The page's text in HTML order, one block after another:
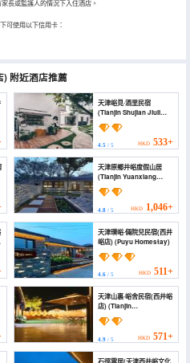
長或監護人的情況下入住酒店。
可使用以下信用卡：
) 附近酒店推薦
天津峪見·酒里民宿
(Tianjin Shujian Jiuli
Homestay)
4.5/ 5 HKD 533+
天津原鄉井峪度假山居
(Tianjin Yuanxiang
Jingyu Holiday
Mountain Residence)
4.8/ 5 HKD 1,046+
天津璞峪·倆院兒民宿(西井
峪店) (Puyu Homestay)
4.6/ 5 HKD 511+
天津山裏·峪舍民宿(西井峪
店) (Tianjin
Shanli·Yushe Homestay
(Xijing Hotel))
4.9/ 5 HKD 571+
石徑雲居(天津西井峪文化